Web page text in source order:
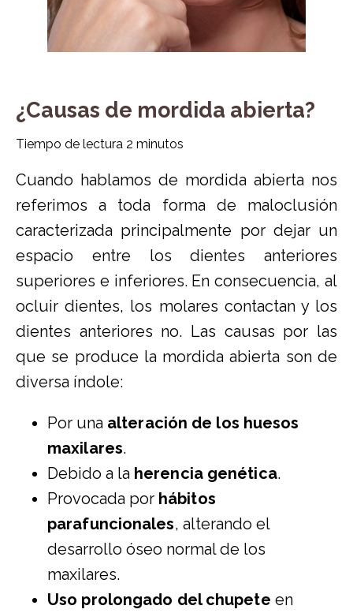
¿Causas de mordida abierta?
Tiempo de lectura 2 minutos
Cuando hablamos de mordida abierta nos
referimos a toda forma de maloclusión
caracterizada principalmente por dejar un
espacio entre los dientes anteriores
superiores e inferiores. En consecuencia, al
ocluir dientes, los molares contactan y los
dientes anteriores no. Las causas por las
que se produce la mordida abierta son de
diversa índole:
Por una alteración de los huesos
maxilares.
Debido a la herencia genética.
Provocada por hábitos
parafuncionales, alterando el
desarrollo óseo normal de los
maxilares.
Uso prolongado del chupete en